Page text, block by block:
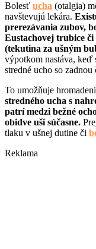
Bolesť ucha (otalgia)
navštevujú lekára.
prerezávania zubov,
Eustachovej trubice
(tekutina za ušným
výpotkom nastáva, keď
stredné ucho so zadnou
To umožňuje
stredného ucha s
patrí medzi bežné
obidve uši súčasne.
tlaku v ušnej dutine či
Reklama